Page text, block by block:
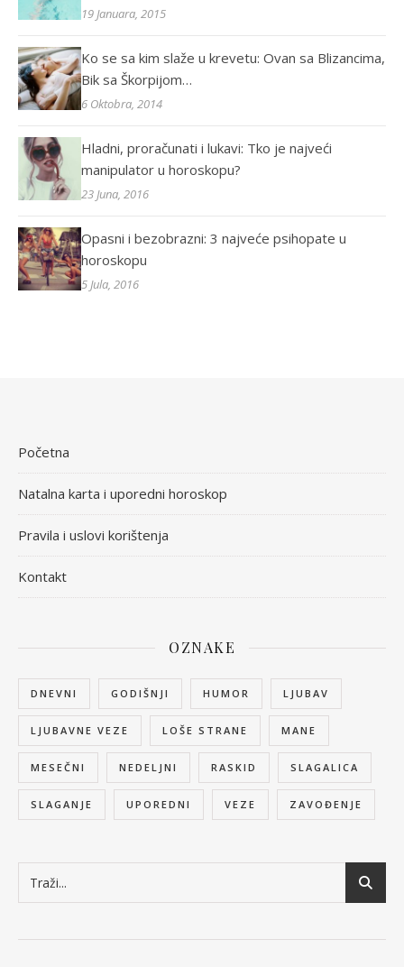
19 Januara, 2015
Ko se sa kim slaže u krevetu: Ovan sa Blizancima,
Bik sa Škorpijom…
6 Oktobra, 2014
Hladni, proračunati i lukavi: Tko je najveći
manipulator u horoskopu?
23 Juna, 2016
Opasni i bezobrazni: 3 najveće psihopate u
horoskopu
5 Jula, 2016
Početna
Natalna karta i uporedni horoskop
Pravila i uslovi korištenja
Kontakt
OZNAKE
DNEVNI GODIŠNJI HUMOR LJUBAV
LJUBAVNE VEZE LOŠE STRANE MANE
MESEČNI NEDELJNI RASKID SLAGALICA
SLAGANJE UPOREDNI VEZE ZAVOĐENJE